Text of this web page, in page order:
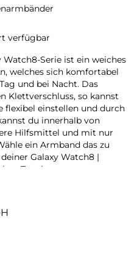
verfügbar
Watch8-Serie ist ein weiches
welches sich komfortabel
und bei Nacht. Das
Klettverschluss, so kannst
flexibel einstellen und durch
du innerhalb von
Hilfsmittel und mit nur
ein Armband das zu
Galaxy Watch8 |
Touch.